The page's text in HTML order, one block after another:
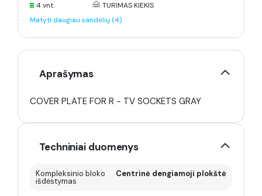
4 vnt.
TURIMAS KIEKIS
Matyti daugiau sandėlių (4)
Aprašymas
COVER PLATE FOR R - TV SOCKETS GRAY
Techniniai duomenys
Kompleksinio bloko
išdėstymas
Centrinė dengiamoji plokštė